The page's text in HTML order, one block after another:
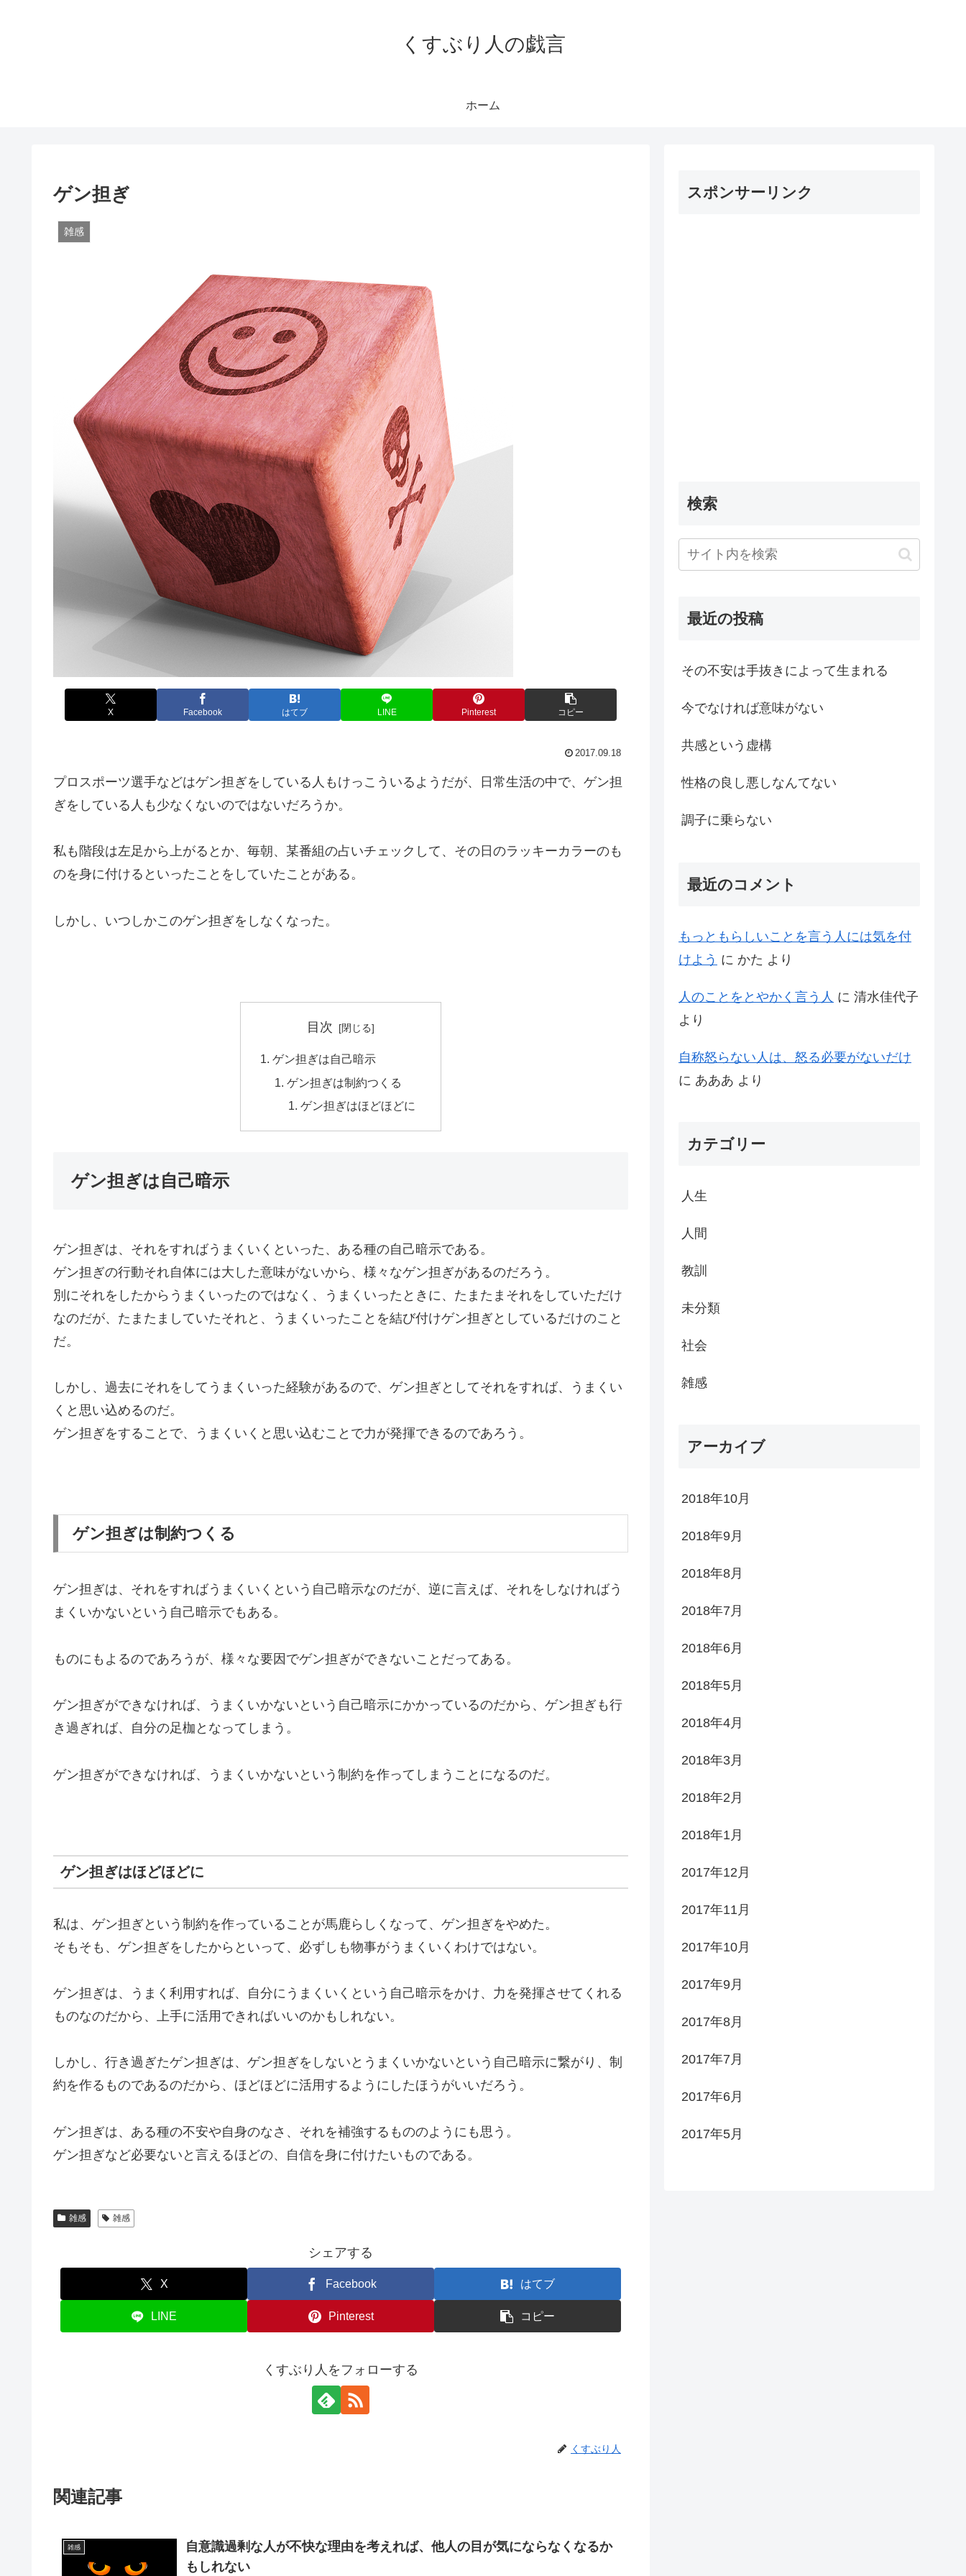
くすぶり人の戯言
ホーム
ゲン担ぎ
雑感
X Facebook はてブ LINE Pinterest コピー
2017.09.18
プロスポーツ選手などはゲン担ぎをしている人もけっこういるようだが、日常生活の中で、ゲン担
ぎをしている人も少なくないのではないだろうか。
私も階段は左足から上がるとか、毎朝、某番組の占いチェックして、その日のラッキーカラーのも
のを身に付けるといったことをしていたことがある。
しかし、いつしかこのゲン担ぎをしなくなった。
目次
ゲン担ぎは自己暗示
ゲン担ぎは制約つくる
ゲン担ぎはほどほどに
ゲン担ぎは自己暗示
ゲン担ぎは、それをすればうまくいくといった、ある種の自己暗示である。
ゲン担ぎの行動それ自体には大した意味がないから、様々なゲン担ぎがあるのだろう。
別にそれをしたからうまくいったのではなく、うまくいったときに、たまたまそれをしていただけ
なのだが、たまたましていたそれと、うまくいったことを結び付けゲン担ぎとしているだけのこと
だ。
しかし、過去にそれをしてうまくいった経験があるので、ゲン担ぎとしてそれをすれば、うまくい
くと思い込めるのだ。
ゲン担ぎをすることで、うまくいくと思い込むことで力が発揮できるのであろう。
ゲン担ぎは制約つくる
ゲン担ぎは、それをすればうまくいくという自己暗示なのだが、逆に言えば、それをしなければう
まくいかないという自己暗示でもある。
ものにもよるのであろうが、様々な要因でゲン担ぎができないことだってある。
ゲン担ぎができなければ、うまくいかないという自己暗示にかかっているのだから、ゲン担ぎも行
き過ぎれば、自分の足枷となってしまう。
ゲン担ぎができなければ、うまくいかないという制約を作ってしまうことになるのだ。
ゲン担ぎはほどほどに
私は、ゲン担ぎという制約を作っていることが馬鹿らしくなって、ゲン担ぎをやめた。
そもそも、ゲン担ぎをしたからといって、必ずしも物事がうまくいくわけではない。
ゲン担ぎは、うまく利用すれば、自分にうまくいくという自己暗示をかけ、力を発揮させてくれる
ものなのだから、上手に活用できればいいのかもしれない。
しかし、行き過ぎたゲン担ぎは、ゲン担ぎをしないとうまくいかないという自己暗示に繋がり、制
約を作るものであるのだから、ほどほどに活用するようにしたほうがいいだろう。
ゲン担ぎは、ある種の不安や自身のなさ、それを補強するもののようにも思う。
ゲン担ぎなど必要ないと言えるほどの、自信を身に付けたいものである。
雑感 雑感
シェアする
X Facebook はてブ
LINE Pinterest コピー
くすぶり人をフォローする
くすぶり人
関連記事
雑感
自意識過剰な人が不快な理由を考えれば、他人の目が気にならなくなるか
もしれない
スポンサーリンク
検索
最近の投稿
その不安は手抜きによって生まれる
今でなければ意味がない
共感という虚構
性格の良し悪しなんてない
調子に乗らない
最近のコメント
もっともらしいことを言う人には気を付
けよう に かた より
人のことをとやかく言う人 に 清水佳代子
より
自称怒らない人は、怒る必要がないだけ
に あああ より
カテゴリー
人生
人間
教訓
未分類
社会
雑感
アーカイブ
2018年10月
2018年9月
2018年8月
2018年7月
2018年6月
2018年5月
2018年4月
2018年3月
2018年2月
2018年1月
2017年12月
2017年11月
2017年10月
2017年9月
2017年8月
2017年7月
2017年6月
2017年5月